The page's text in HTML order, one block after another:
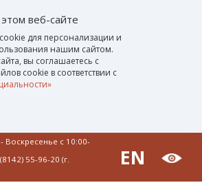
веб-сайте
для персонализации и
нашим сайтом.
вы соглашаетесь с
cookie в соответствии с
Воскресенье c 10:00-
55-96-20 (г.
EN